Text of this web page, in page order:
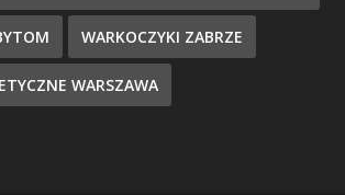
WARKOCZYKI ZABRZE
WARSZAWA